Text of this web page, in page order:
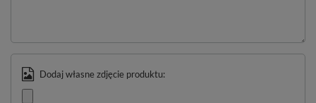
Dodaj własne zdjęcie produktu: